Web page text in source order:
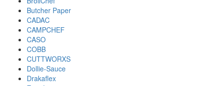
Butcher Paper
CADAC
CAMPCHEF
CASO
COBB
CUTTWORXS
Dollie-Sauce
Drakaflex